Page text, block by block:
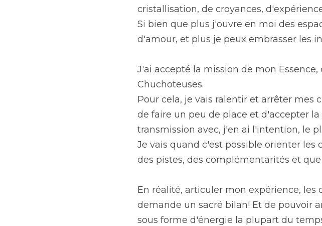
cristallisation, de croyances,
Si bien que plus j'ouvre en moi des
d'amour, et plus je peux embrasser les
J'ai accepté la mission de mon
Chuchoteuses.
Pour cela, je vais ralentir et arrêter mes
de faire un peu de place et d'accepter
transmission avec, j'en ai l'intention, le
Je vais quand c'est possible orienter
des pistes, des complémentarités et
En réalité, articuler mon expérience,
demande un sacré bilan! Et de pouvoir
sous forme d'énergie la plupart du